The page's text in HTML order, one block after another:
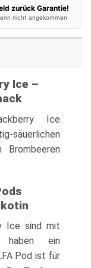
zurück Garantie!
nicht angekommen
Ice –
Ice
Brombeeren
Ice sind mit
ein
Pod ist für